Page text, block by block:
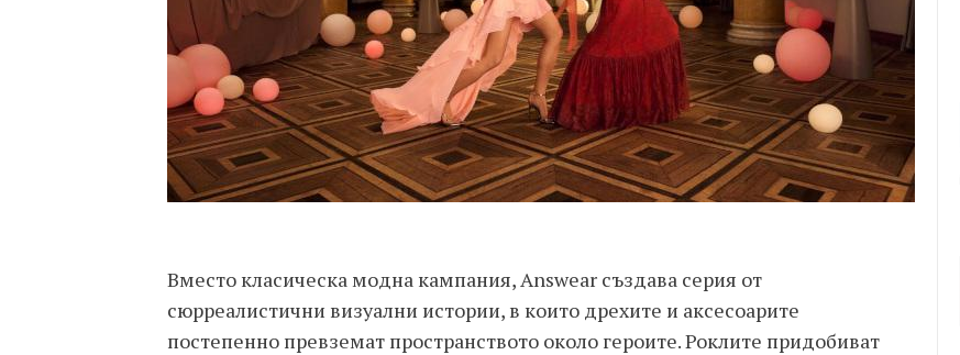
Вместо класическа модна кампания, Answear създава серия от
сюрреалистични визуални истории, в които дрехите и аксесоарите
постепенно превземат пространството около героите. Роклите придобиват